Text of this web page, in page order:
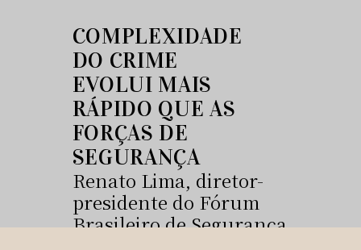
COMPLEXIDADE
DO CRIME
EVOLUI MAIS
RÁPIDO QUE AS
FORÇAS DE
SEGURANÇA
Renato Lima, diretor-
presidente do Fórum
Brasileiro de Segurança